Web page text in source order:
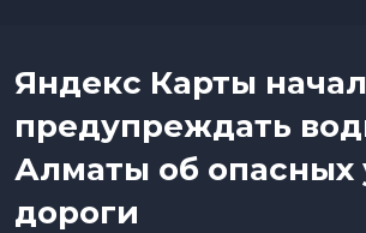
Яндекс Карты
предупреждать
Алматы об опасных
дороги